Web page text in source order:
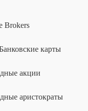
Brokers
карты
акции
аристократы